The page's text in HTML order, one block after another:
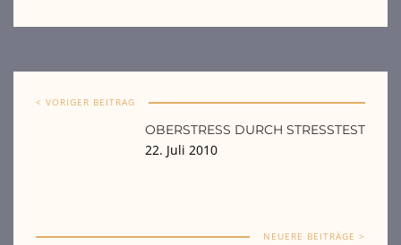
< VORIGER BEITRAG
OBERSTRESS DURCH STRESSTEST
22. Juli 2010
NEUERE BEITRÄGE >